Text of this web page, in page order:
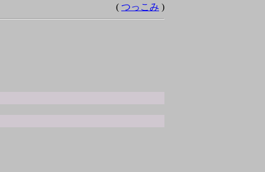
( つっこみ )